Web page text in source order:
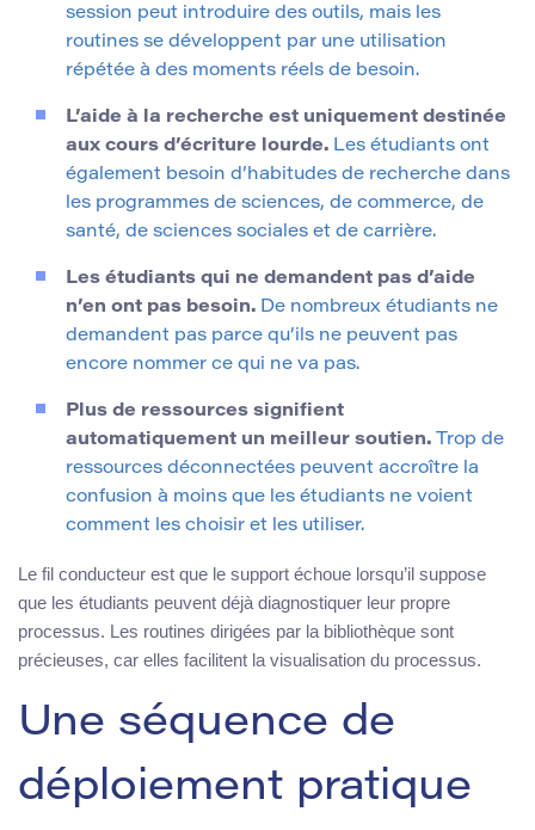
session peut introduire des outils, mais les
routines se développent par une utilisation
répétée à des moments réels de besoin.
L’aide à la recherche est uniquement destinée
aux cours d’écriture lourde. Les étudiants ont
également besoin d’habitudes de recherche dans
les programmes de sciences, de commerce, de
santé, de sciences sociales et de carrière.
Les étudiants qui ne demandent pas d’aide
n’en ont pas besoin. De nombreux étudiants ne
demandent pas parce qu’ils ne peuvent pas
encore nommer ce qui ne va pas.
Plus de ressources signifient
automatiquement un meilleur soutien. Trop de
ressources déconnectées peuvent accroître la
confusion à moins que les étudiants ne voient
comment les choisir et les utiliser.
Le fil conducteur est que le support échoue lorsqu’il suppose
que les étudiants peuvent déjà diagnostiquer leur propre
processus. Les routines dirigées par la bibliothèque sont
précieuses, car elles facilitent la visualisation du processus.
Une séquence de
déploiement pratique